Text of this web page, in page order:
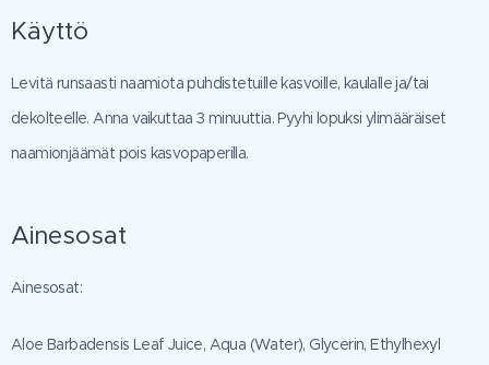
Käyttö
Levitä runsaasti naamiota puhdistetuille kasvoille, kaulalle ja/tai
dekolteelle. Anna vaikuttaa 3 minuuttia. Pyyhi lopuksi ylimääräiset
naamionjäämät pois kasvopaperilla.
Ainesosat
Ainesosat:
Aloe Barbadensis Leaf Juice, Aqua (Water), Glycerin, Ethylhexyl